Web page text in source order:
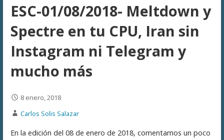
ESC-01/08/2018- Meltdown y
Spectre en tu CPU, Iran sin
Instagram ni Telegram y
mucho más
8 enero, 2018
Carlos Solis Salazar
En la edición del 08 de enero de 2018, comentamos un poco